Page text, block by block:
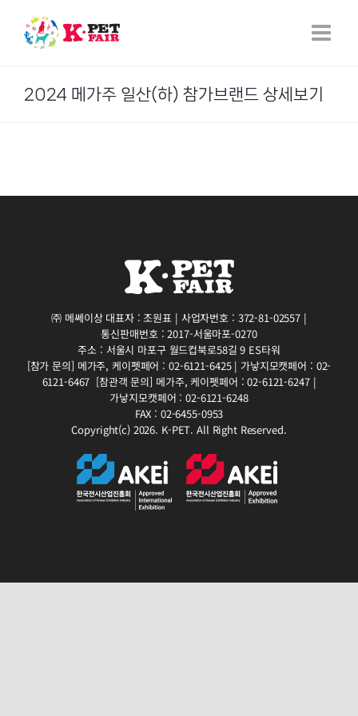
content
2024 메가주 일산(하) 참가브랜드 상세보기
㈜ 메쎄이상 대표자 : 조원표 | 사업자번호 : 372-81-02557 |
통신판매번호 : 2017-서울마포-0270
주소 : 서울시 마포구 월드컵북로58길 9 ES타워
[참가 문의] 메가주, 케이펫페어 : 02-6121-6425 | 가낳지모캣페어 : 02-
6121-6467 [참관객 문의] 메가주, 케이펫페어 : 02-6121-6247 |
가낳지모캣페어 : 02-6121-6248
FAX : 02-6455-0953
Copyright(c) 2026. K-PET. All Right Reserved.